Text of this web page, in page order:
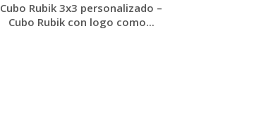
Cubo Rubik 3x3 personalizado –
Cubo Rubik con logo como...